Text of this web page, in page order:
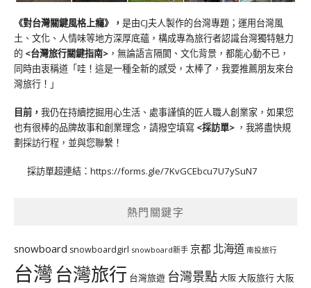
《對台灣關鍵風格上癮》 ， 是由CJ夫人製作的台灣專題；運用台灣風
土、文化、人情味等地方深厚底蘊，構成專為旅行者認識台灣獨特魅力
的 <台灣旅行關鍵指南> ，無論語言隔閡、文化背景，都能心動不已，
同時由衷稱道「哇！這是一種全新的感受，太棒了，我要推薦朋友來台
灣旅行！」
目前， 我仍在持續挖掘用心生活、處事謹慎的匠人職人創業家，如果您
也有很棒的品牌故事和創業理念，請撥空填寫 <採訪單> ，我將盡快規
劃採訪行程，並與您聯繫！
採訪單超連結： https://forms.gle/7KvGCEbcu7U7ySuN7
熱門關鍵字
snowboard snowboardgirl snowboard新手 京都 北海道 南投旅行
台灣台灣旅行 台灣旅遊 台灣景點大阪大阪旅行大阪